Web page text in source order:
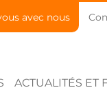
avec nous
ACTUALITÉS ET